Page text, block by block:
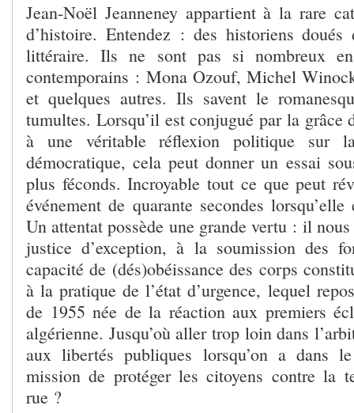
Jean-Noël Jeanneney appartient à la rare
d’histoire. Entendez : des historiens doués
littéraire. Ils ne sont pas si nombreux
contemporains : Mona Ozouf, Michel
et quelques autres. Ils savent le
tumultes. Lorsqu’il est conjugué par la grâce
à une véritable réflexion politique sur
démocratique, cela peut donner un essai
plus féconds. Incroyable tout ce que peut
événement de quarante secondes
Un attentat possède une grande vertu : il
justice d’exception, à la soumission des
capacité de (dés)obéissance des corps
à la pratique de l’état d’urgence, lequel
de 1955 née de la réaction aux premiers
algérienne. Jusqu’où aller trop loin dans
aux libertés publiques lorsqu’on a dans
mission de protéger les citoyens contre la
rue ?